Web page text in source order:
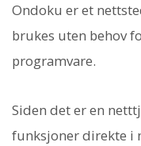
Ondoku er et
brukes uten behov
programvare.
Siden det er en
funksjoner direkte i